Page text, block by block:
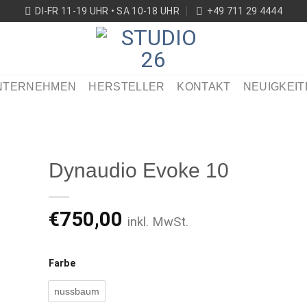
DI-FR 11-19 UHR • SA 10-18 UHR +49 711 29 4444
HERSTELLER KONTAKT
Dynaudio Evoke 10
€750,00 inkl. MwSt.
Farbe
nussbaum